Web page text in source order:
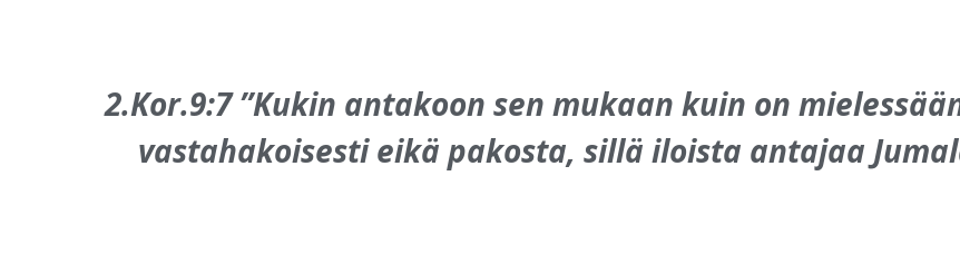
2.Kor.9:7 ”Kukin antakoon sen mukaan kuin on
vastahakoisesti eikä pakosta, sillä iloista antajaa